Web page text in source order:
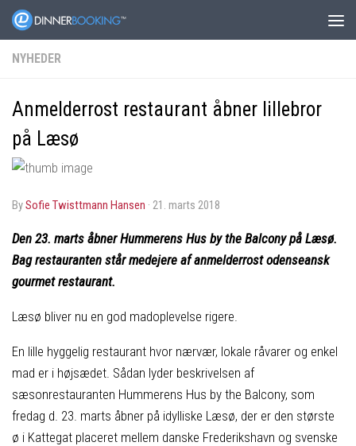
NYHEDER
Anmelderrost restaurant åbner lillebror
på Læsø
bySofie Twisttmann Hansen · 21. marts 2018
Den 23. marts åbner Hummerens Hus by the Balcony på Læsø.
Bag restauranten står medejere af anmelderrost odenseansk
gourmet restaurant.
Læsø bliver nu en god madoplevelse rigere.
En lille hyggelig restaurant hvor nærvær, lokale råvarer og enkel
mad er i højsædet. Sådan lyder beskrivelsen af
sæsonrestauranten Hummerens Hus by the Balcony, som
fredag d. 23. marts åbner på idylliske Læsø, der er den største
ø i Kattegat placeret mellem danske Frederikshavn og svenske